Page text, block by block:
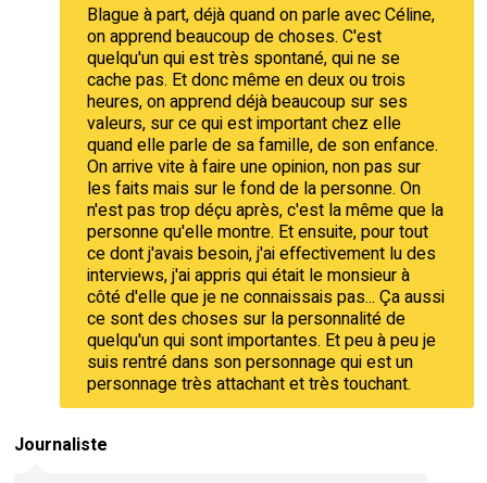
Blague à part, déjà quand on parle avec Céline,
on apprend beaucoup de choses. C'est
quelqu'un qui est très spontané, qui ne se
cache pas. Et donc même en deux ou trois
heures, on apprend déjà beaucoup sur ses
valeurs, sur ce qui est important chez elle
quand elle parle de sa famille, de son enfance.
On arrive vite à faire une opinion, non pas sur
les faits mais sur le fond de la personne. On
n'est pas trop déçu après, c'est la même que la
personne qu'elle montre. Et ensuite, pour tout
ce dont j'avais besoin, j'ai effectivement lu des
interviews, j'ai appris qui était le monsieur à
côté d'elle que je ne connaissais pas... Ça aussi
ce sont des choses sur la personnalité de
quelqu'un qui sont importantes. Et peu à peu je
suis rentré dans son personnage qui est un
personnage très attachant et très touchant.
Journaliste